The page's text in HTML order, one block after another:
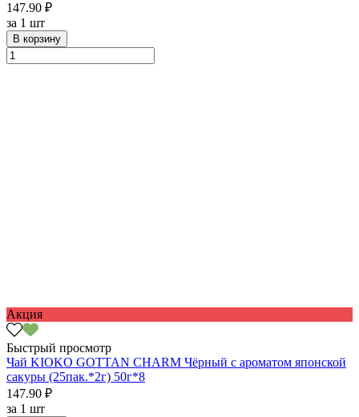
147.90 ₽
за 1 шт
В корзину
Акция
Быстрый просмотр
Чай KIOKO GOTTAN CHARM Чёрный с ароматом японской
сакуры (25пак.*2г) 50г*8
147.90 ₽
за 1 шт